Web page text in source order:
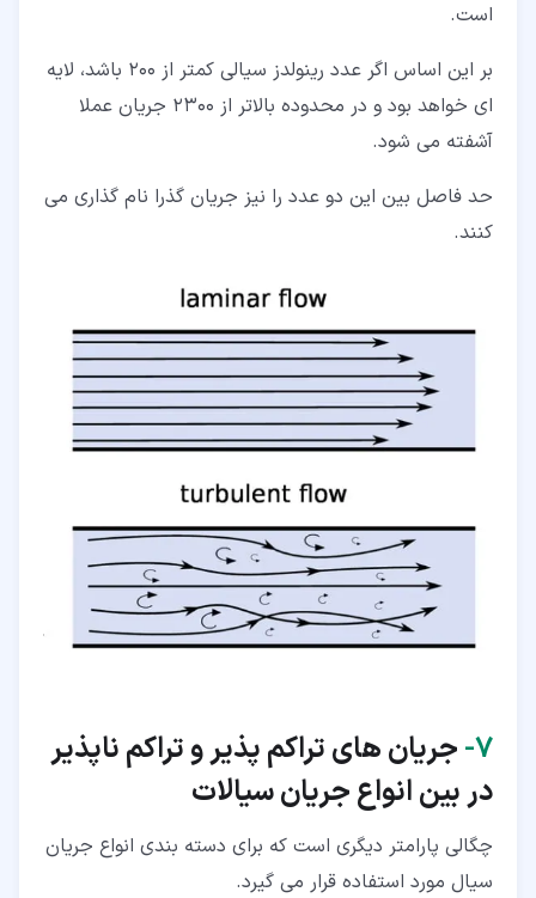
است.
بر این اساس اگر عدد رینولدز سیالی کمتر از 200 باشد، لایه
ای خواهد بود و در محدوده بالاتر از 2300 جریان عملا
آشفته می شود.
حد فاصل بین این دو عدد را نیز جریان گذرا نام گذاری می
کنند.
۷‏- جریان های تراکم پذیر و تراکم ناپذیر
در بین انواع جریان سیالات
چگالی پارامتر دیگری است که برای دسته بندی انواع جریان
سیال مورد استفاده قرار می گیرد.